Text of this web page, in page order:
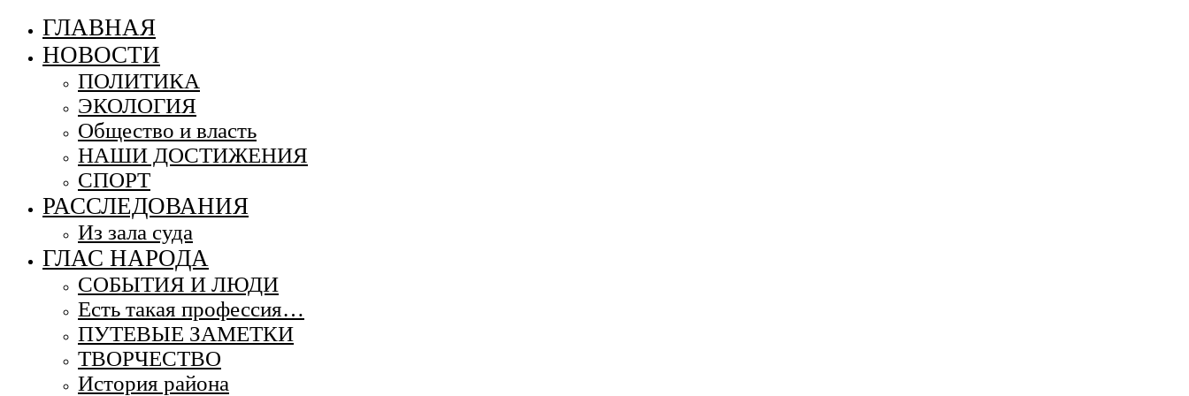
ГЛАВНАЯ
НОВОСТИ
ПОЛИТИКА
ЭКОЛОГИЯ
Общество и власть
НАШИ ДОСТИЖЕНИЯ
СПОРТ
РАССЛЕДОВАНИЯ
Из зала суда
ГЛАС НАРОДА
СОБЫТИЯ И ЛЮДИ
Есть такая профессия…
ПУТЕВЫЕ ЗАМЕТКИ
ТВОРЧЕСТВО
История района